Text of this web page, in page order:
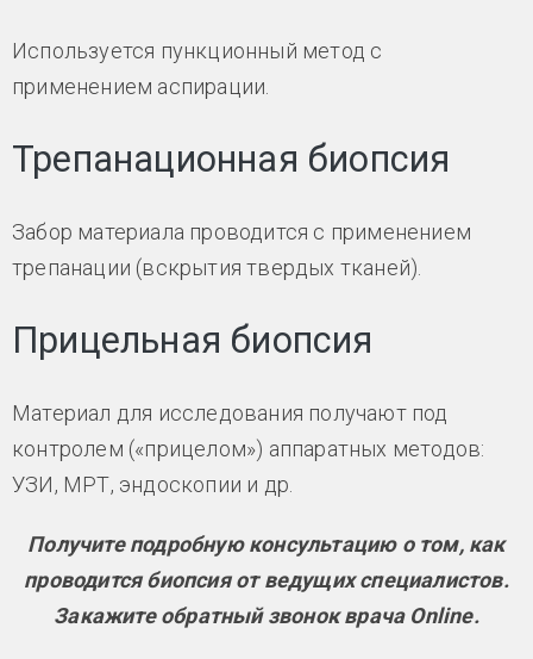
Используется пункционный метод с
применением аспирации.
Трепанационная биопсия
Забор материала проводится с применением
трепанации (вскрытия твердых тканей).
Прицельная биопсия
Материал для исследования получают под
контролем («прицелом») аппаратных методов:
УЗИ, МРТ, эндоскопии и др.
Получите подробную консультацию о том, как
проводится биопсия от ведущих специалистов.
Закажите обратный звонок врача Online.